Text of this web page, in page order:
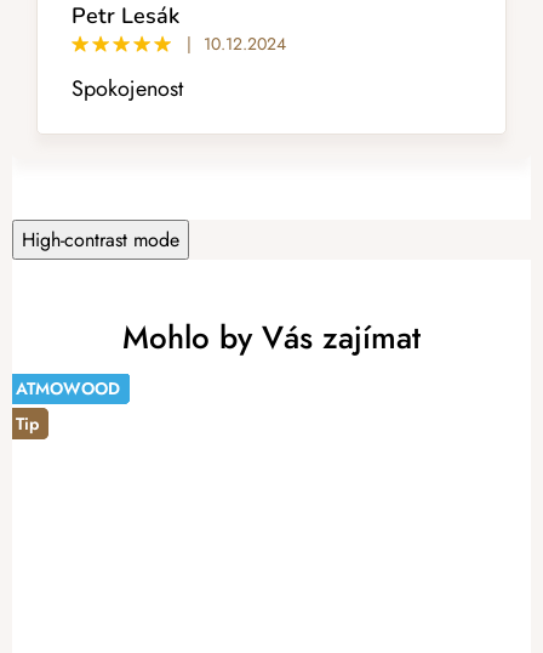
e
n
Petr Lesák
| 10.12.2024
Spokojenost
High-contrast mode
Mohlo by Vás zajímat
ATMOWOOD
-14%
ATMOWOOD
Tip
ATMOWOOD
ATMOWOOD
ATMOWOOD
ATMOWOOD
Tip
ATMOWOOD
Tip
ATMOWOOD
ATMOWOOD